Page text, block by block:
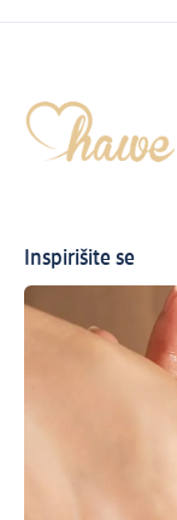
Inspirišite se